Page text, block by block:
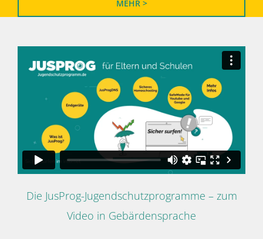
MEHR >
Die JusProg-Jugendschutzprogramme – zum
Video in Gebärdensprache